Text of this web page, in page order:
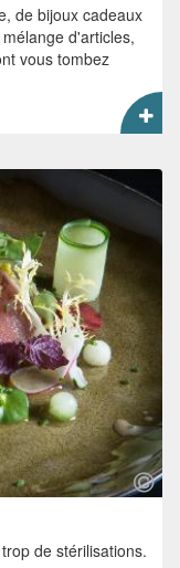
de bijoux cadeaux
d'articles,
vous tombez
de stérilisations.